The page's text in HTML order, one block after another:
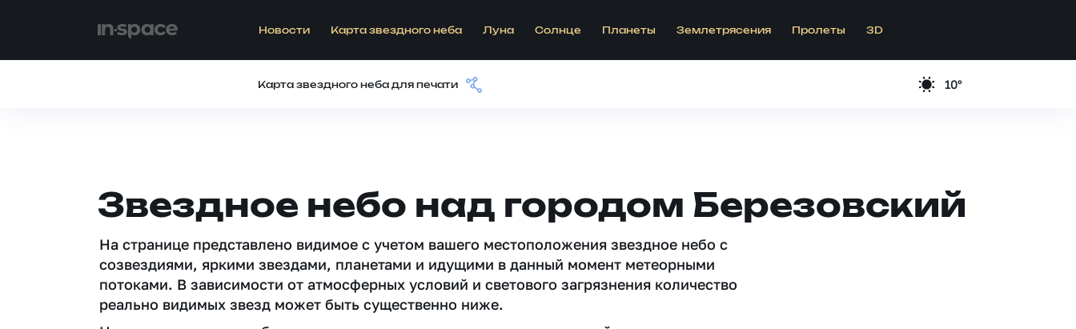
Новости Карта звездного неба Луна Солнце Планеты Землетрясения Пролеты 3D
Карта звездного неба для печати 10°
Звездное небо над городом Березовский
На странице представлено видимое c учетом вашего местоположения звездное небо c
созвездиями, яркими звездами, планетами и идущими в данный момент метеорными
потоками. В зависимости от атмосферных условий и светового загрязнения количество
реально видимых звезд может быть существенно ниже.